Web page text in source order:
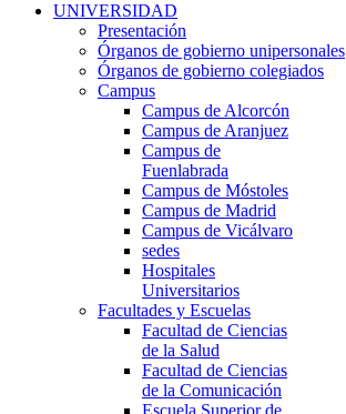
UNIVERSIDAD
Presentación
Órganos de gobierno unipersonales
Órganos de gobierno colegiados
Campus
Campus de Alcorcón
Campus de Aranjuez
Campus de
Fuenlabrada
Campus de Móstoles
Campus de Madrid
Campus de Vicálvaro
sedes
Hospitales
Universitarios
Facultades y Escuelas
Facultad de Ciencias
de la Salud
Facultad de Ciencias
de la Comunicación
Escuela Superior de